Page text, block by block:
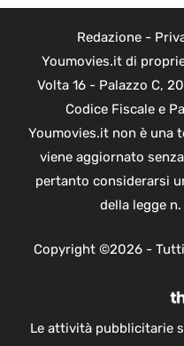
Redazione-
Youmovies.it di
Volta 16 - Palazzo C,
Codice Fiscale e
Youmovies.it non è una
viene aggiornato
pertanto considerarsi
della legge
Copyright ©2026 -
Le attività pubblicitarie